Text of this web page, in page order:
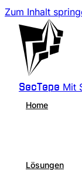
Zum Inhalt
SecTepe Mit
Home
Lösungen